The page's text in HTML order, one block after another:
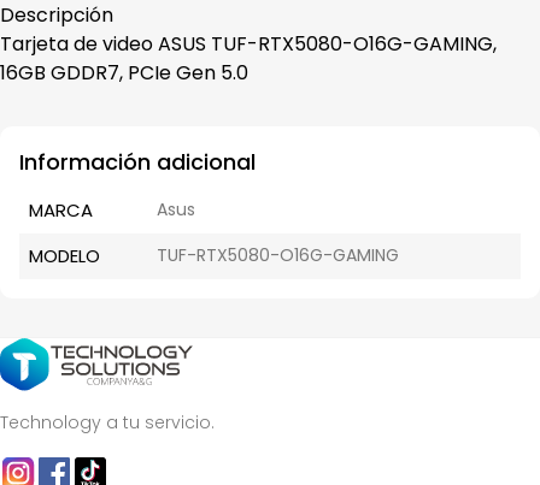
Descripción
Tarjeta de video ASUS TUF-RTX5080-O16G-GAMING,
16GB GDDR7, PCIe Gen 5.0
Información adicional
MARCA Asus
MODELO TUF-RTX5080-O16G-GAMING
Technology a tu servicio.